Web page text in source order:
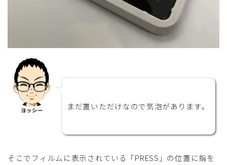
ヨッシー まだ置いただけなので気泡があります。
そこでフィルムに表示されている「PRESS」の位置に指を